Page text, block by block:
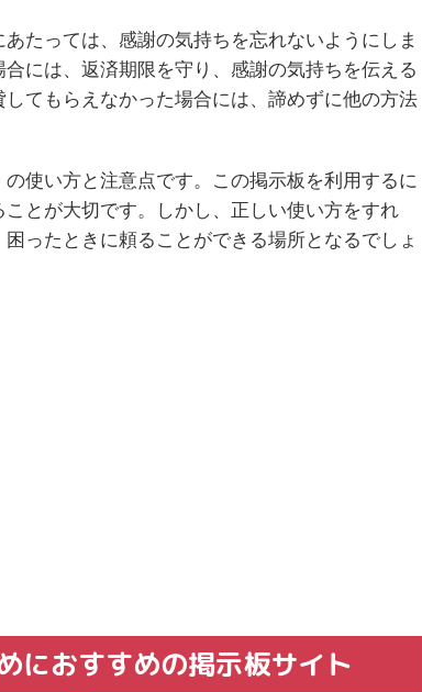
たっては、感謝の気持ちを忘れないようにしま
には、返済期限を守り、感謝の気持ちを伝える
てもらえなかった場合には、諦めずに他の方法
使い方と注意点です。この掲示板を利用するに
とが大切です。しかし、正しい使い方をすれ
ったときに頼ることができる場所となるでしょ
におすすめの掲示板サイト